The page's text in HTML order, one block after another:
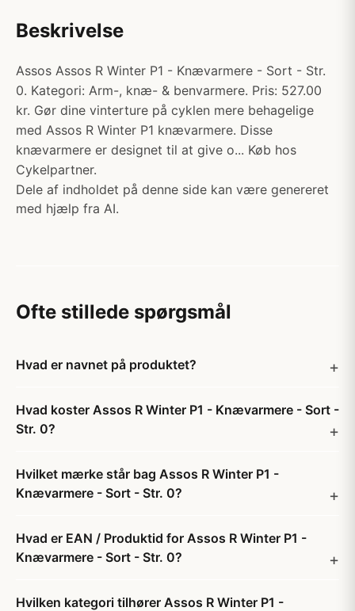
Beskrivelse
Assos Assos R Winter P1 - Knævarmere - Sort - Str.
0. Kategori: Arm-, knæ- & benvarmere. Pris: 527.00
kr. Gør dine vinterture på cyklen mere behagelige
med Assos R Winter P1 knævarmere. Disse
knævarmere er designet til at give o... Køb hos
Cykelpartner.
Dele af indholdet på denne side kan være genereret
med hjælp fra AI.
Ofte stillede spørgsmål
Hvad er navnet på produktet?
Hvad koster Assos R Winter P1 - Knævarmere - Sort -
Str. 0?
Hvilket mærke står bag Assos R Winter P1 -
Knævarmere - Sort - Str. 0?
Hvad er EAN / Produktid for Assos R Winter P1 -
Knævarmere - Sort - Str. 0?
Hvilken kategori tilhører Assos R Winter P1 -